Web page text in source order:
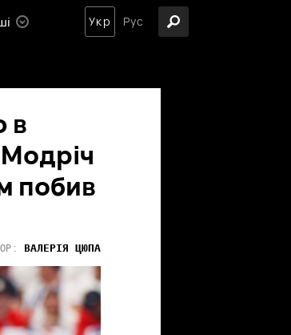
Укр Рус
в
побив
ВАЛЕРІЯ ЦЮПА